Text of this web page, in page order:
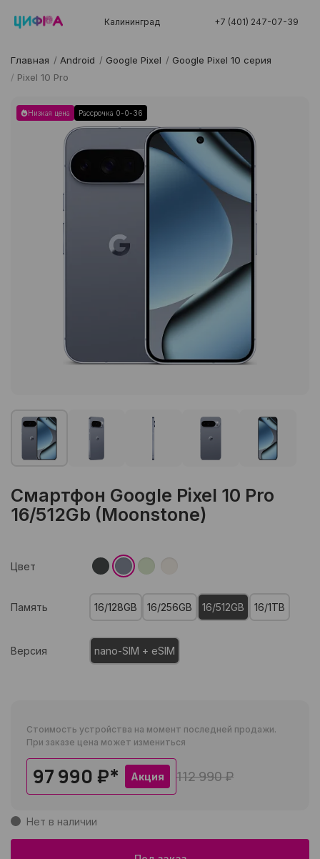
Калининград +7 (401) 247-07-39
Главная / Android / Google Pixel / Google Pixel 10 серия
/ Pixel 10 Pro
Низкая цена Рассрочка 0-0-36
Смартфон Google Pixel 10 Pro
16/512Gb (Moonstone)
Цвет
Память 16/128GB 16/256GB 16/512GB 16/1TB
Версия nano-SIM + eSIM
Стоимость устройства на момент последней продажи.
При заказе цена может измениться
97 990 ₽* Акция 112 990 ₽
Нет в наличии